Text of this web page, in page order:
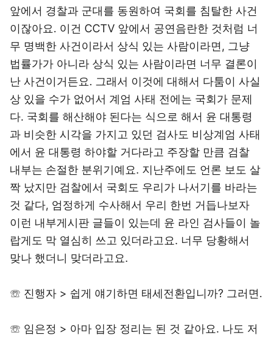
앞에서 경찰과 군대를 동원하여 국회를 침탈한 사건
이잖아요. 이건 CCTV 앞에서 공연음란한 것처럼 너
무 명백한 사건이라서 상식 있는 사람이라면, 그냥
법률가가 아니라 상식 있는 사람이라면 너무 결론이
난 사건이거든요. 그래서 이것에 대해서 다툼이 사실
상 있을 수가 없어서 계엄 사태 전에는 국회가 문제
다. 국회를 해산해야 된다는 식으로 해서 윤 대통령
과 비슷한 시각을 가지고 있던 검사도 비상계엄 사태
에서 윤 대통령 하야할 거다라고 주장할 만큼 검찰
내부는 손절한 분위기예요. 지난주에도 언론 보도 살
짝 났지만 검찰에서 국회도 우리가 나서기를 바라는
것 같다, 엄정하게 수사해서 우리 한번 거듭나보자
이런 내부게시판 글들이 있는데 윤 라인 검사들이 놀
랍게도 막 열심히 쓰고 있더라고요. 너무 당황해서
맞나 했더니 맞더라고요.
☏ 진행자 > 쉽게 얘기하면 태세전환입니까? 그러면.
☏ 임은정 > 아마 입장 정리는 된 것 같아요. 나도 저